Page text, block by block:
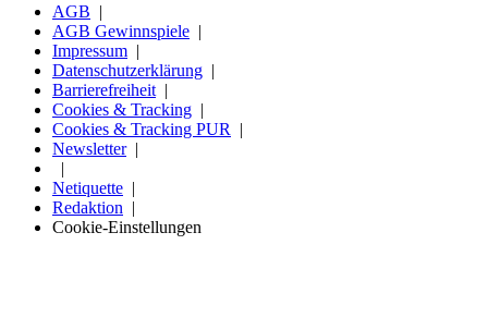
AGB
AGB Gewinnspiele
Impressum
Datenschutzerklärung
Barrierefreiheit
Cookies & Tracking
Cookies & Tracking PUR
Newsletter
Netiquette
Redaktion
Cookie-Einstellungen